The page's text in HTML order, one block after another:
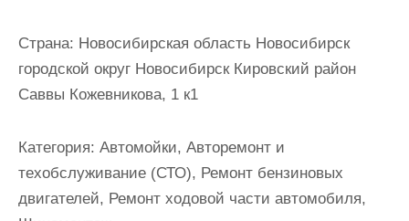
Страна: Новосибирская область Новосибирск
городской округ Новосибирск Кировский район
Саввы Кожевникова, 1 к1
Категория: Автомойки, Авторемонт и
техобслуживание (СТО), Ремонт бензиновых
двигателей, Ремонт ходовой части автомобиля,